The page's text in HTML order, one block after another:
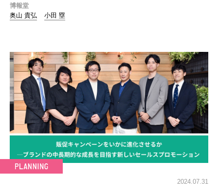
博報堂
奥山 貴弘
小田 塁
2024.07.31